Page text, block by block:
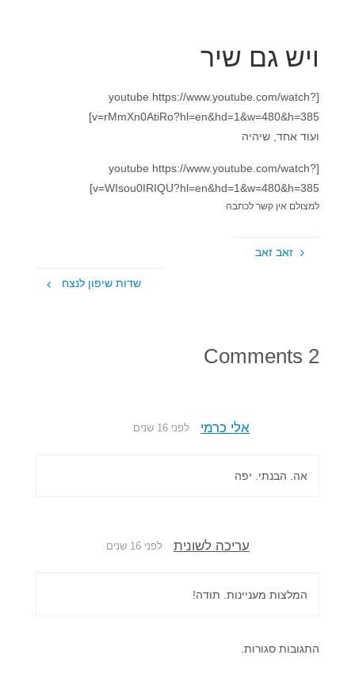
ויש גם שיר
[youtube https://www.youtube.com/watch?
v=rMmXn0AtiRo?hl=en&hd=1&w=480&h=385]
ועוד אחד, שיהיה
[youtube https://www.youtube.com/watch?
v=WIsou0IRIQU?hl=en&hd=1&w=480&h=385]
למצולם אין קשר לכתבה
זאב זאב
שדות שיפון לנצח
2 Comments
אלי כרמי לפני 16 שנים
אה. הבנתי. יפה
עריכה לשונית לפני 16 שנים
המלצות מעניינות. תודה!
התגובות סגורות.